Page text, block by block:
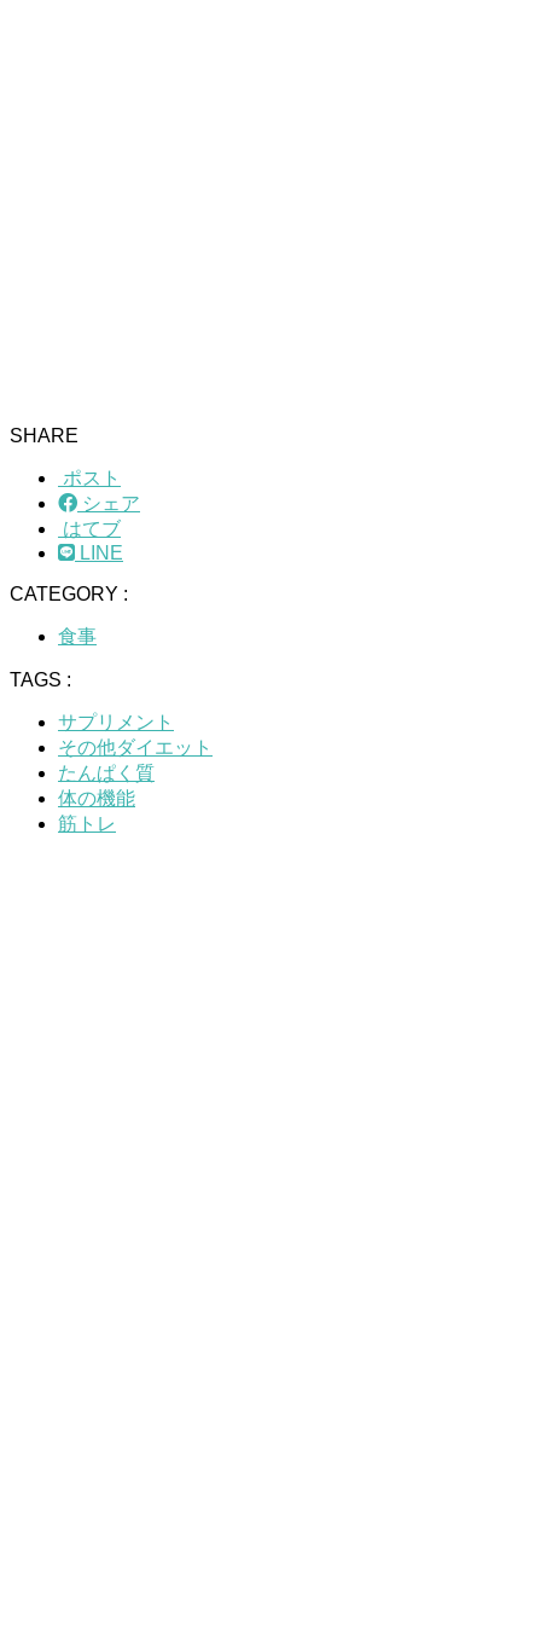
SHARE
ポスト
シェア
はてブ
LINE
CATEGORY :
食事
TAGS :
サプリメント
その他ダイエット
たんぱく質
体の機能
筋トレ